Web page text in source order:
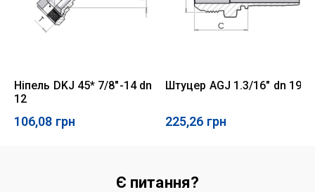
Ніпель DKJ 45* 7/8"-14 dn
12
106,08 грн
Штуцер AGJ 1.3/16" dn 19
225,26 грн
Є питання?